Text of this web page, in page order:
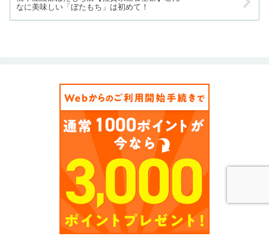
なに美味しい「ぼたもち」は初めて！